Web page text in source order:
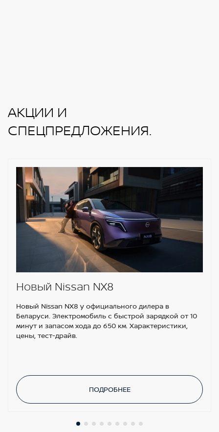
АКЦИИ И
СПЕЦПРЕДЛОЖЕНИЯ.
Новый Nissan NX8
Новый Nissan NX8 у официального дилера в
Беларуси. Электромобиль с быстрой зарядкой от 10
минут и запасом хода до 650 км. Характеристики,
цены, тест-драйв.
ПОДРОБНЕЕ